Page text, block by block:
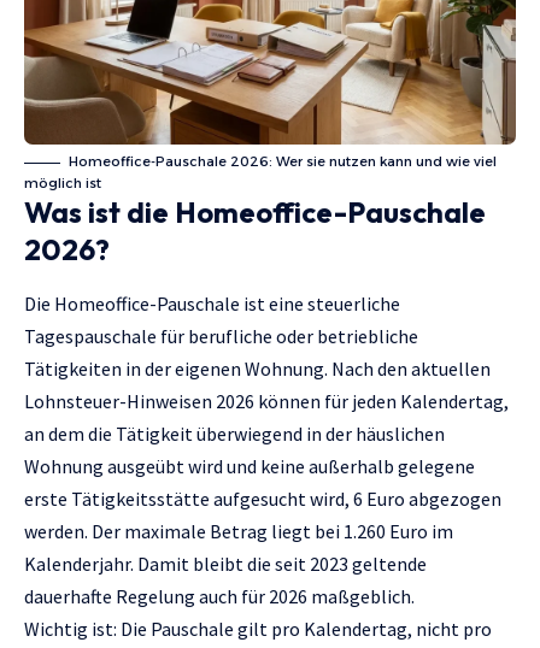
Homeoffice-Pauschale 2026: Wer sie nutzen kann und wie viel
möglich ist
Was ist die Homeoffice-Pauschale
2026?
Die Homeoffice-Pauschale ist eine steuerliche
Tagespauschale für berufliche oder betriebliche
Tätigkeiten in der eigenen Wohnung. Nach den aktuellen
Lohnsteuer-Hinweisen 2026 können für jeden Kalendertag,
an dem die Tätigkeit überwiegend in der häuslichen
Wohnung ausgeübt wird und keine außerhalb gelegene
erste Tätigkeitsstätte aufgesucht wird, 6 Euro abgezogen
werden. Der maximale Betrag liegt bei 1.260 Euro im
Kalenderjahr. Damit bleibt die seit 2023 geltende
dauerhafte Regelung auch für 2026 maßgeblich.
Wichtig ist: Die Pauschale gilt pro Kalendertag, nicht pro